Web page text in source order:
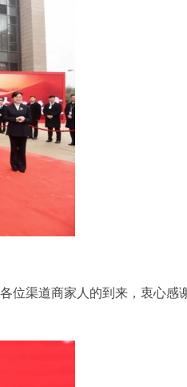
位渠道商家人的到来，衷心感